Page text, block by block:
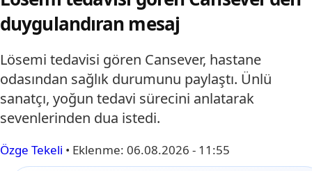
duygulandıran mesaj
Lösemi tedavisi gören Cansever, hastane
odasından sağlık durumunu paylaştı. Ünlü
sanatçı, yoğun tedavi sürecini anlatarak
sevenlerinden dua istedi.
Özge Tekeli • Eklenme: 06.08.2026 - 11:55